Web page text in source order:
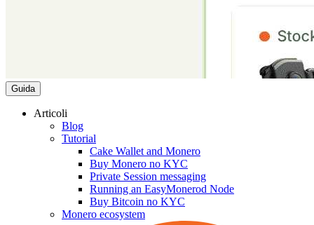
Guida
Articoli
Blog
Tutorial
Cake Wallet and Monero
Buy Monero no KYC
Private Session messaging
Running an EasyMonerod Node
Buy Bitcoin no KYC
Monero ecosystem